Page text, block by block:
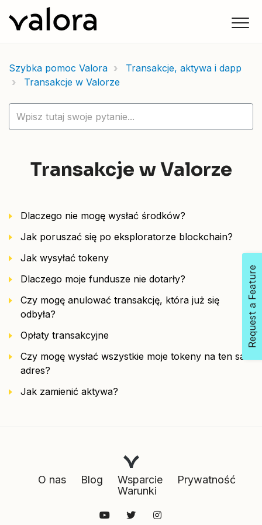
Szybka pomoc Valora
Transakcje, aktywa i dapp
Transakcje w Valorze
Transakcje w Valorze
Dlaczego nie mogę wysłać środków?
Jak poruszać się po eksploratorze blockchain?
Jak wysyłać tokeny
Dlaczego moje fundusze nie dotarły?
Czy mogę anulować transakcję, która już się
odbyła?
Opłaty transakcyjne
Czy mogę wysłać wszystkie moje tokeny na ten sam
adres?
Jak zamienić aktywa?
O nas Blog Wsparcie
Prywatność
Warunki
Request a Feature